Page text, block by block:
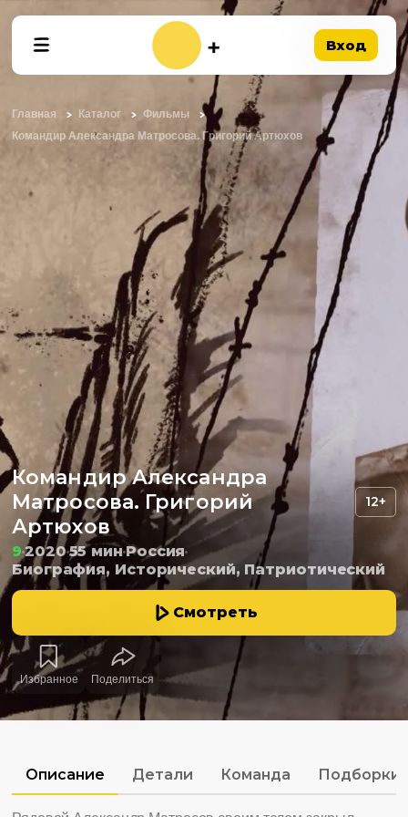
Вход
Главная Каталог
Фильмы
Командир Александра Матросова. Григорий Артюхов
Командир Александра
Матросова. Григорий
Артюхов
12+
9 202055 мин Россия
Биография, Исторический, Патриотический
Смотреть
Избранное Поделиться
Описание Детали Команда Подборки